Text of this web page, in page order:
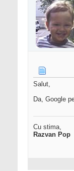
Salut,
Da, Google
Cu stima,
Razvan Pop